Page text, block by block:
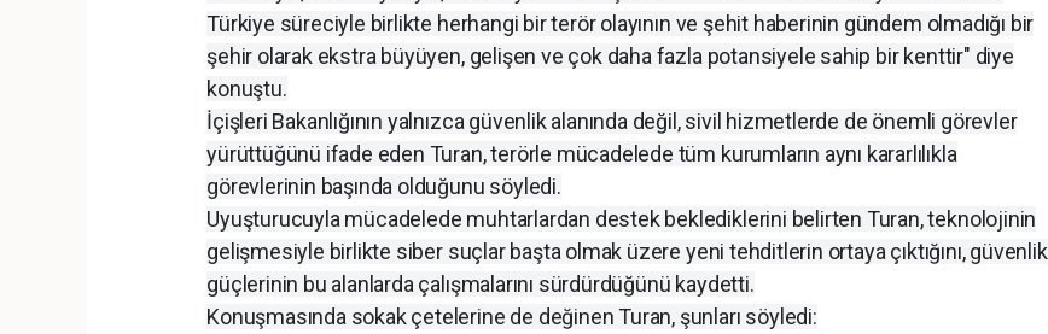
Türkiye süreciyle birlikte herhangi bir terör olayının ve şehit haberinin gündem olmadığı bir
şehir olarak ekstra büyüyen, gelişen ve çok daha fazla potansiyele sahip bir kenttir" diye
konuştu.
İçişleri Bakanlığının yalnızca güvenlik alanında değil, sivil hizmetlerde de önemli görevler
yürüttüğünü ifade eden Turan, terörle mücadelede tüm kurumların aynı kararlılıkla
görevlerinin başında olduğunu söyledi.
Uyuşturucuyla mücadelede muhtarlardan destek beklediklerini belirten Turan, teknolojinin
gelişmesiyle birlikte siber suçlar başta olmak üzere yeni tehditlerin ortaya çıktığını, güvenlik
güçlerinin bu alanlarda çalışmalarını sürdürdüğünü kaydetti.
Konuşmasında sokak çetelerine de değinen Turan, şunları söyledi: